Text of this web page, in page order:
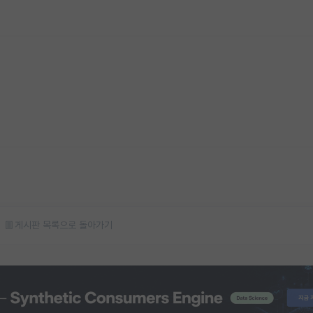
게시판 목록으로 돌아가기